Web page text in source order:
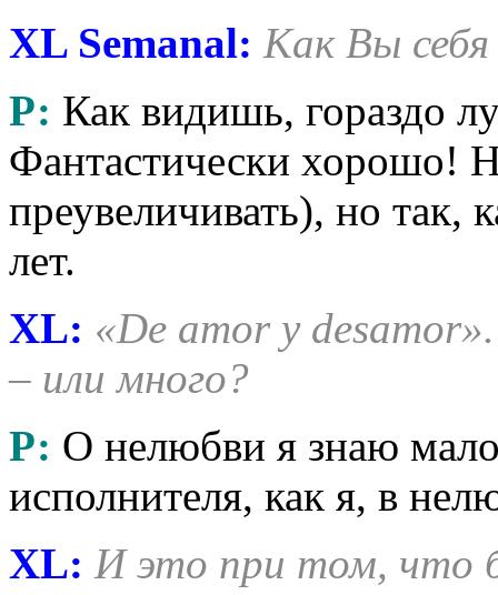
XL Semanal: Как Вы себя
Р: Как видишь, гораздо
Фантастически хорошо!
преувеличивать), но так,
лет.
XL: «De amor y
– или много?
Р: О нелюбви я знаю
исполнителя, как я, в
XL: И это при том, что